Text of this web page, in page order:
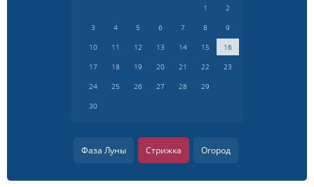
1
2
3
4 5 6 7 8
9
10
11 12 13 14 15
16
17
18 19 20 21 22
23
24
25 26 27 28
29
30
Фаза Луны Стрижка Огород